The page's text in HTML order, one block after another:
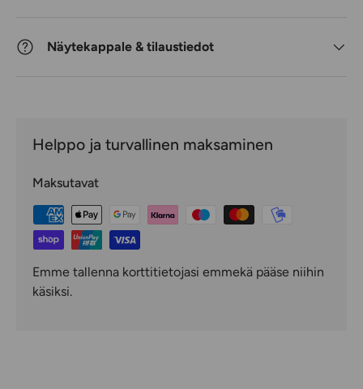
Näytekappale & tilaustiedot
Helppo ja turvallinen maksaminen
Maksutavat
Emme tallenna korttitietojasi emmekä pääse niihin
käsiksi.